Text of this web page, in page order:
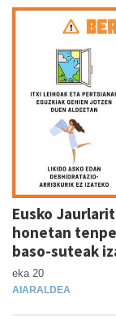
Eusko
honetan
baso-suteak
eka 20
AIARALDEA